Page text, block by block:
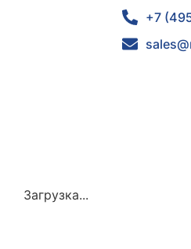
+7
Загрузка...